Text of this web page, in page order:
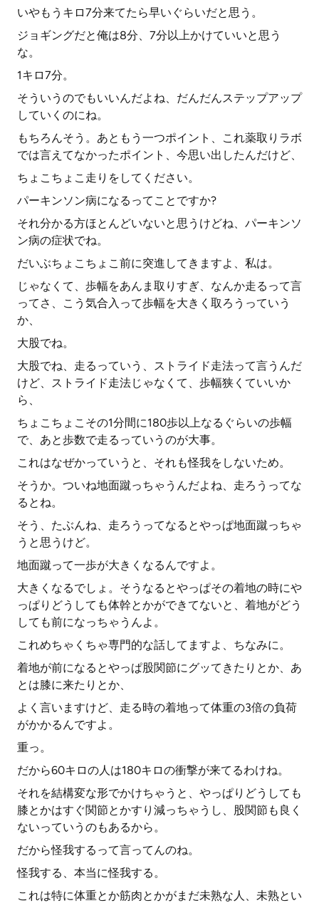
いやもうキロ7分来てたら早いぐらいだと思う。
ジョギングだと俺は8分、7分以上かけていいと思う
な。
1キロ7分。
そういうのでもいいんだよね、だんだんステップアップ
していくのにね。
もちろんそう。あともう一つポイント、これ薬取りラボ
では言えてなかったポイント、今思い出したんだけど、
ちょこちょこ走りをしてください。
パーキンソン病になるってことですか?
それ分かる方ほとんどいないと思うけどね、パーキンソ
ン病の症状でね。
だいぶちょこちょこ前に突進してきますよ、私は。
じゃなくて、歩幅をあんま取りすぎ、なんか走るって言
ってさ、こう気合入って歩幅を大きく取ろうっていう
か、
大股でね。
大股でね、走るっていう、ストライド走法って言うんだ
けど、ストライド走法じゃなくて、歩幅狭くていいか
ら、
ちょこちょこその1分間に180歩以上なるぐらいの歩幅
で、あと歩数で走るっていうのが大事。
これはなぜかっていうと、それも怪我をしないため。
そうか。ついね地面蹴っちゃうんだよね、走ろうってな
るとね。
そう、たぶんね、走ろうってなるとやっぱ地面蹴っちゃ
うと思うけど。
地面蹴って一歩が大きくなるんですよ。
大きくなるでしょ。そうなるとやっぱその着地の時にや
っぱりどうしても体幹とかができてないと、着地がどう
しても前になっちゃうんよ。
これめちゃくちゃ専門的な話してますよ、ちなみに。
着地が前になるとやっぱ股関節にグッてきたりとか、あ
とは膝に来たりとか、
よく言いますけど、走る時の着地って体重の3倍の負荷
がかかるんですよ。
重っ。
だから60キロの人は180キロの衝撃が来てるわけね。
それを結構変な形でかけちゃうと、やっぱりどうしても
膝とかはすぐ関節とかすり減っちゃうし、股関節も良く
ないっていうのもあるから。
だから怪我するって言ってんのね。
怪我する、本当に怪我する。
これは特に体重とか筋肉とかがまだ未熟な人、未熟とい